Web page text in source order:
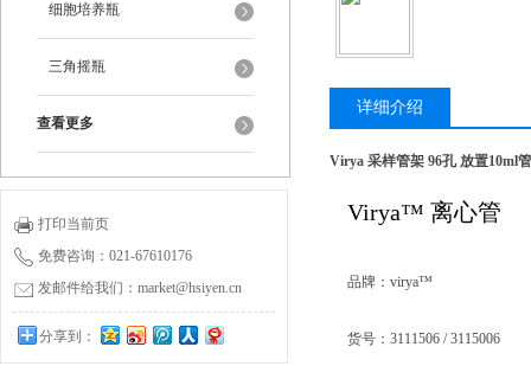
细胞培养瓶
三角摇瓶
查看更多
打印当前页
免费咨询：021-67610176
发邮件给我们：market@hsiyen.cn
分享到：
详细介绍
Virya 采样管架 96孔 放置10ml
Virya™ 离心管
品牌：virya™
货号：3111506 / 3115006